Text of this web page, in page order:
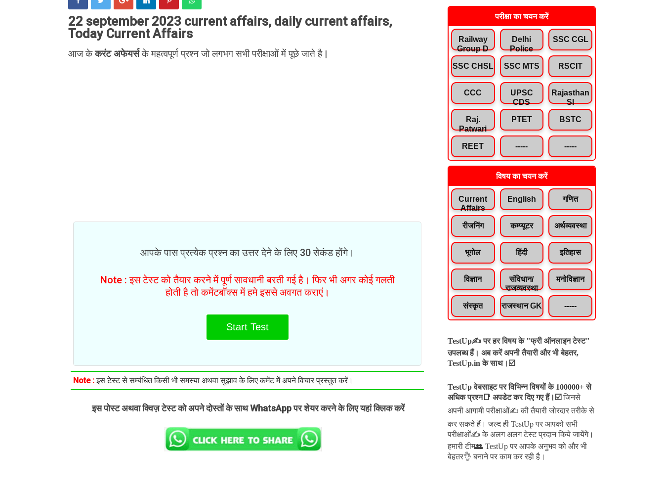
22 september 2023 current affairs, daily current affairs,
Today Current Affairs
आज केकरंट अफेयर्सके महत्वपूर्ण प्रश्न जो लगभग सभी परीक्षाओं में पूछे जाते है |
आपके पास प्रत्येक प्रश्न का उत्तर देने के लिए 30 सेकंड होंगे।
Note : इस टेस्ट को तैयार करने में पूर्ण सावधानी बरती गई है। फिर भी अगर कोई गलती
होती है तो कमेंटबॉक्स में हमे इससे अवगत कराएं।
Start Test
Note :इस टेस्ट से सम्बंधित किसी भी समस्या अथवा सुझाव के लिए कमेंट में अपने विचार प्रस्तुत करें।
.इस पोस्ट अथवा क्विज़ टेस्ट को अपने दोस्तों के साथ WhatsApp पर शेयर करने के लिए यहां क्लिक करें
परीक्षा का चयन करें
Railway
Group D
Delhi
Police
SSC CGL
SSC CHSL SSC MTS RSCIT
CCC
UPSC
CDS
Rajasthan
SI
Raj.
Patwari
PTET BSTC
REET ----- -----
विषय का चयन करें
Current
Affairs
English गणित
रीजनिंग कम्प्यूटर अर्थव्यवस्था
भूगोल हिंदी इतिहास
विज्ञान
संविधान/
राजव्यवस्था
मनोविज्ञान
संस्कृत राजस्थान GK -----
TestUp✍️ पर हर विषय के "फ्री ऑनलाइन टेस्ट"
उपलब्ध हैं। अब करें अपनी तैयारी और भी बेहतर,
TestUp.in के साथ।☑️
TestUp वेबसाइट पर विभिन्न विषयों के 100000+ से
अधिक प्रश्न📑 अपडेट कर दिए गए हैं। ☑️ जिनसे
अपनी आगामी परीक्षाओं✍️ की तैयारी जोरदार तरीके से
कर सकते हैं।जल्द ही TestUp पर आपको सभी
परीक्षाओं✍️ के अलग अलग टेस्ट प्रदान किये जायेंगे।
हमारी टीम👥 TestUp पर आपके अनुभव को और भी
बेहतर👌 बनाने पर काम कर रही है।